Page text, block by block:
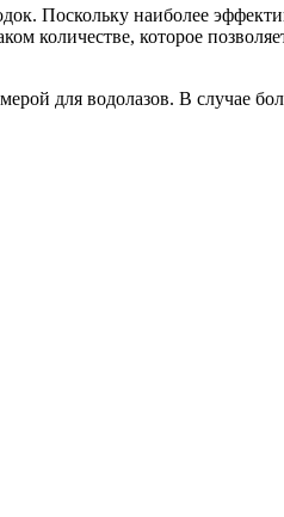
Поскольку наиболее
количестве, которое
для водолазов. В случае